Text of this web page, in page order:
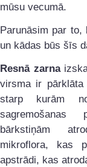
mūsu vecumā.
Parunāsim par
un kādas būs šīs
Resnā zarna
virsma ir pārklāta
starp kurām
bārkstiņām
mikroflora, kas
apstrādi, kas